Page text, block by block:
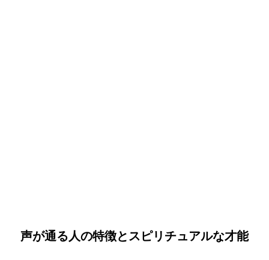
声が通る人の特徴とスピリチュアルな才能